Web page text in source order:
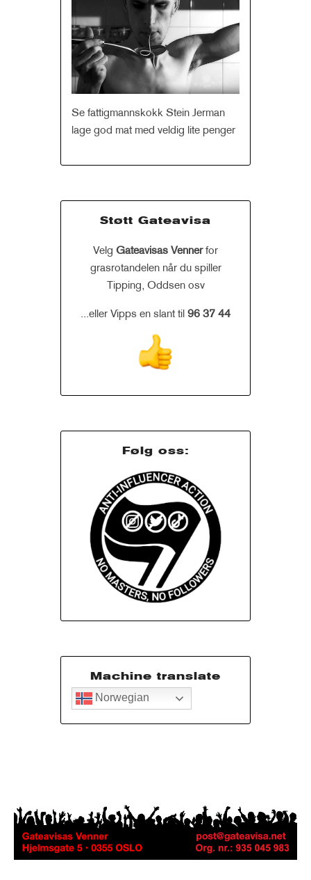
Se fattigmannskokk Stein Jerman
lage god mat med veldig lite penger
Støtt Gateavisa
Velg Gateavisas Vennerfor
grasrotandelen når du spiller
Tipping, Oddsen osv
...eller Vipps en slant til 96 37 44
Følg oss:
Machine translate
Norwegian